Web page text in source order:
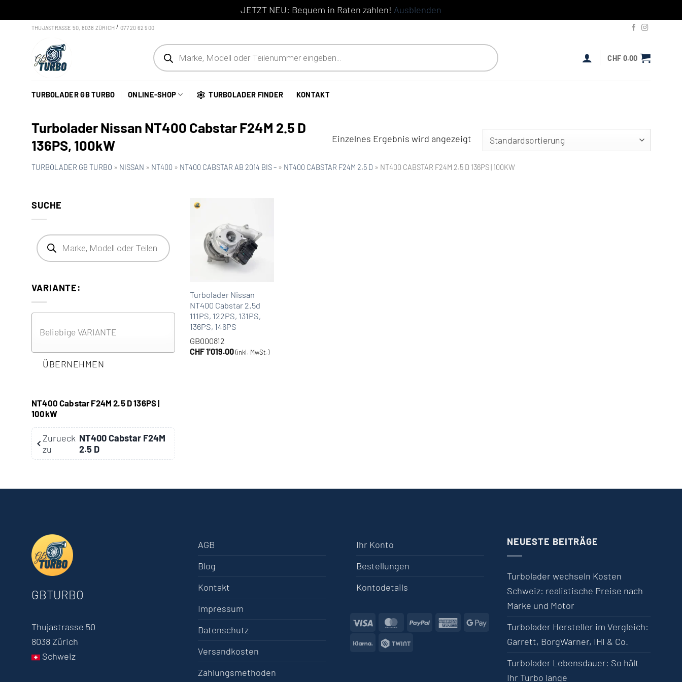
JETZT NEU: Bequem in Raten zahlen! Ausblenden
Skip to contentTHUJASTRASSE 50, 8038 ZÜRICH /077 20 62 900
Products search
CHF 0.00
TURBOLADER GB TURBO ONLINE-SHOP TURBOLADER FINDER KONTAKT
Turbolader Nissan NT400 Cabstar F24M 2.5 D
136PS, 100kW
Einzelnes Ergebnis wird angezeigt
TURBOLADER GB TURBO » NISSAN » NT400 » NT400 CABSTAR AB 2014 BIS – » NT400 CABSTAR F24M 2.5 D » NT400 CABSTAR F24M 2.5 D 136PS | 100KW
SUCHE
Products search
VARIANTE:
ÜBERNEHMEN
NT400 Cabstar F24M 2.5 D 136PS |
100kW
Zurueck
zu
NT400 Cabstar F24M
2.5 D
Turbolader Nissan
NT400 Cabstar 2.5d
111PS, 122PS, 131PS,
136PS, 146PS
GB000812
CHF1'019.00 (inkl. MwSt.)
GBTURBO
Thujastrasse 50
8038 Zürich
Schweiz
AGB
Blog
Kontakt
Impressum
Datenschutz
Versandkosten
Zahlungsmethoden
Ihr Konto
Bestellungen
Kontodetails
Visa MasterCard
PayPalAmerican Express
Google Pay
Klarna
Twint
NEUESTE BEITRÄGE
Turbolader wechseln Kosten
Schweiz: realistische Preise nach
Marke und Motor
Turbolader Hersteller im Vergleich:
Garrett, BorgWarner, IHI & Co.
Turbolader Lebensdauer: So hält
Ihr Turbo lange